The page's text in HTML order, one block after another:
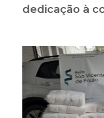
dedicação à